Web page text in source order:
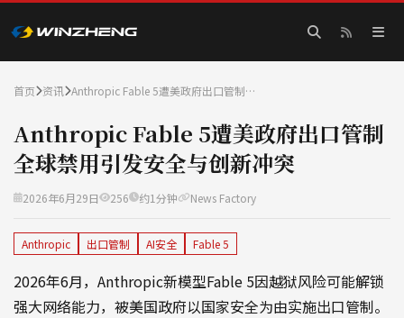
首页 资讯 Anthropic Fable 5遭美政府出口管制…
Anthropic Fable 5遭美政府出口管制
全球禁用引发安全与创新冲突
2026年6月29日 256 约1分钟 News Factory
Anthropic 出口管制 AI安全 Fable 5
2026年6月，Anthropic新模型Fable 5因越狱风险可能解锁
强大网络能力，被美国政府以国家安全为由实施出口管制。